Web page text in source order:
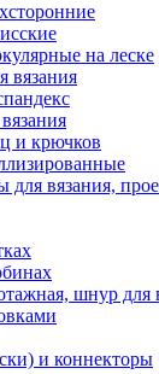
на леске
вязания
и крючков
для вязания,
шнур для
и коннекторы